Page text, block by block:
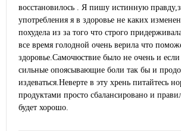
восстановилось . Я пишу истинную
употребления я в здоровье не каких
похудела из за того что строго
все время голодной очень верила что
здоровье.Самочюствие было не очень и
сильные опоясывающие боли так бы и
издеваться.Неверте в эту хрень питайтесь
продуктами просто сбалансировано и
будет хорошо.